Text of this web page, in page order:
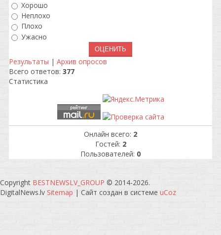
Хорошо
Неплохо
Плохо
Ужасно
Результаты | Архив опросов
Всего ответов: 377
Статистика
Онлайн всего: 2
Гостей: 2
Пользователей: 0
Copyright BESTNEWSLV_GROUP © 2014-2026.
DigitalNews.lv Sitemap | Сайт создан в системе uCoz